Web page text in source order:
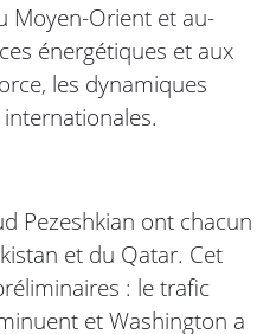
Moyen-Orient et au-
énergétiques et aux
les dynamiques
Pezeshkian ont chacun
et du Qatar. Cet
: le trafic
et Washington a